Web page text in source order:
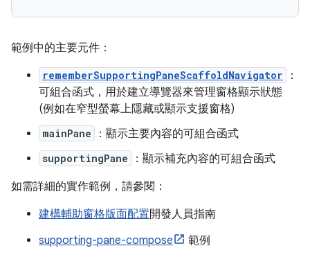
範例中的主要元件：
rememberSupportingPaneScaffoldNavigator
：
可組合函式，用於建立導覽器來管理窗格顯示狀態
(例如在窄型螢幕上隱藏或顯示支援窗格)
mainPane ：顯示主要內容的可組合函式
supportingPane
：顯示補充內容的可組合函式
如需詳細的實作範例，請參閱：
建構輔助窗格版面配置開發人員指南
supporting-pane-compose
範例